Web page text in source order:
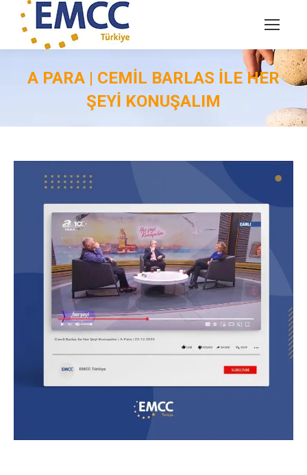
A PARA | CEMIL BARLAS ILE HER
ŞEYI KONUŞALIM